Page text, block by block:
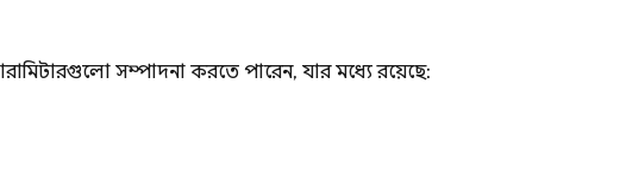
সম্পাদনা করতে পারেন, যার মধ্যে রয়েছে: